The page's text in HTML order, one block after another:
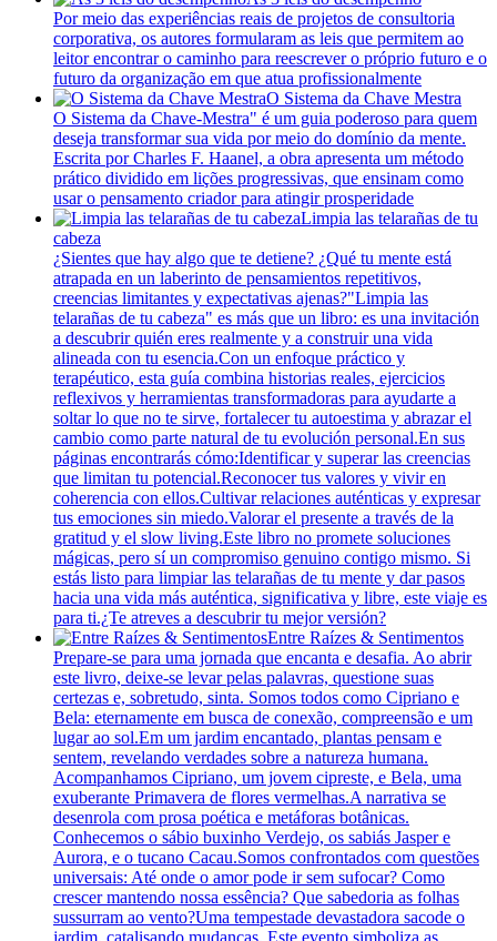
Por meio das experiências reais de projetos de consultoria
corporativa, os autores formularam as leis que permitem ao
leitor encontrar o caminho para reescrever o próprio futuro e o
futuro da organização em que atua profissionalmente
O Sistema da Chave Mestra
O Sistema da Chave-Mestra" é um guia poderoso para quem
deseja transformar sua vida por meio do domínio da mente.
Escrita por Charles F. Haanel, a obra apresenta um método
prático dividido em lições progressivas, que ensinam como
usar o pensamento criador para atingir prosperidade
Limpia las telarañas de tu
cabeza
¿Sientes que hay algo que te detiene? ¿Qué tu mente está
atrapada en un laberinto de pensamientos repetitivos,
creencias limitantes y expectativas ajenas?"Limpia las
telarañas de tu cabeza" es más que un libro: es una invitación
a descubrir quién eres realmente y a construir una vida
alineada con tu esencia.Con un enfoque práctico y
terapéutico, esta guía combina historias reales, ejercicios
reflexivos y herramientas transformadoras para ayudarte a
soltar lo que no te sirve, fortalecer tu autoestima y abrazar el
cambio como parte natural de tu evolución personal.En sus
páginas encontrarás cómo:Identificar y superar las creencias
que limitan tu potencial.Reconocer tus valores y vivir en
coherencia con ellos.Cultivar relaciones auténticas y expresar
tus emociones sin miedo.Valorar el presente a través de la
gratitud y el slow living.Este libro no promete soluciones
mágicas, pero sí un compromiso genuino contigo mismo. Si
estás listo para limpiar las telarañas de tu mente y dar pasos
hacia una vida más auténtica, significativa y libre, este viaje es
para ti.¿Te atreves a descubrir tu mejor versión?
Entre Raízes & Sentimentos
Prepare-se para uma jornada que encanta e desafia. Ao abrir
este livro, deixe-se levar pelas palavras, questione suas
certezas e, sobretudo, sinta. Somos todos como Cipriano e
Bela: eternamente em busca de conexão, compreensão e um
lugar ao sol.Em um jardim encantado, plantas pensam e
sentem, revelando verdades sobre a natureza humana.
Acompanhamos Cipriano, um jovem cipreste, e Bela, uma
exuberante Primavera de flores vermelhas.A narrativa se
desenrola com prosa poética e metáforas botânicas.
Conhecemos o sábio buxinho Verdejo, os sabiás Jasper e
Aurora, e o tucano Cacau.Somos confrontados com questões
universais: Até onde o amor pode ir sem sufocar? Como
crescer mantendo nossa essência? Que sabedoria as folhas
sussurram ao vento?Uma tempestade devastadora sacode o
jardim, catalisando mudanças. Este evento simboliza as